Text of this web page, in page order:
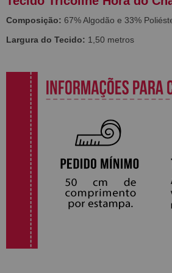
Composição: 67% Algodão e 33%
Largura do Tecido: 1,50 metros